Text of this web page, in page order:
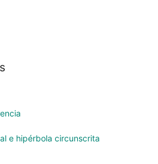
e hipérbola circunscrita